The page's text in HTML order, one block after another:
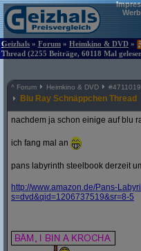
Geizhals » Forum » Heimkino & DVD »
Thread (2255 Beiträge, 60118 Mal
^ Forum Heimkino & DVD #4711019
Blu Ray Schnäppchen Thread
nachdem ja schon einige auf blu
ich fang mal an
pans labyrinth steelbook derzeit
http://www.amazon.de/Pans-
s=dvd&qid=1206737519&sr=8-5